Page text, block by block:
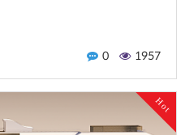
0 1957
Hot